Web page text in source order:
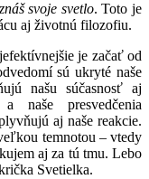
svoje svetlo. Toto je
aj životnú filozofiu.
je začať od
sú ukryté naše
našu súčasnosť aj
naše presvedčenia
aj naše reakcie.
temnotou – vtedy
aj za tú tmu. Lebo
Svetielka.